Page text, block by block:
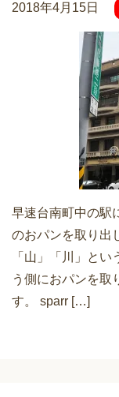
2018年4月15日
早速台南町中の駅
のおパンを取り出
「山」「川」と
う側におパンを取
す。 sparr […]